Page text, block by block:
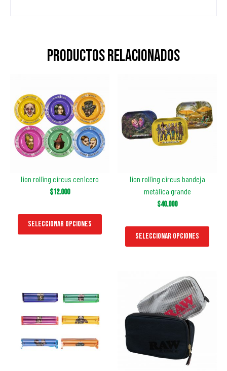
Productos relacionados
lion rolling circus cenicero
$12.000
Seleccionar opciones
lion rolling circus bandeja
metálica grande
$40.000
Seleccionar opciones